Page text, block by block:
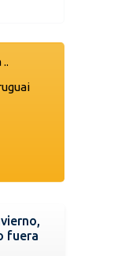
fuera